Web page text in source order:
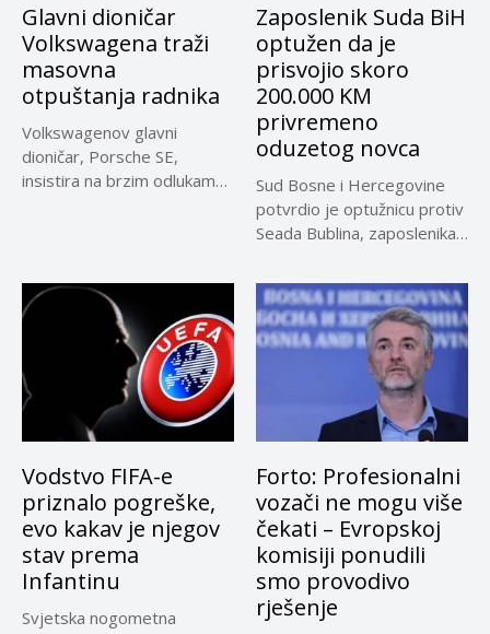
Glavni dioničar
Volkswagena traži
masovna
otpuštanja radnika
Volkswagenov glavni
dioničar, Porsche SE,
insistira na brzim odlukama
Zaposlenik Suda BiH
optužen da je
prisvojio skoro
200.000 KM
privremeno
oduzetog novca
Sud Bosne i Hercegovine
potvrdio je optužnicu protiv
Seada Bublina, zaposlenika
Vodstvo FIFA-e
priznalo pogreške,
evo kakav je njegov
stav prema
Infantinu
Svjetska nogometna
Forto: Profesionalni
vozači ne mogu više
čekati – Evropskoj
komisiji ponudili
smo provodivo
rješenje